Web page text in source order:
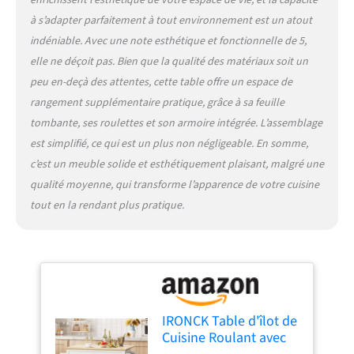
à 360 degrés offrent un
qui le rend adaptable à
n'importe quelle
disposition et flux de travail
de cuisine Utilisation
multifonctionnelle : cet îlot
est plus qu'un simple
accessoire de cuisine ; c'est
un bar à manger, un serveur,
une étagère à pain, un
support de micro-ondes ou
un espace de travail. Sa
type d'intérieur. Il est facile
à assembler avec des
instructions simples
(français non garanti)
à s’adapter parfaitement à tout environnement est un atout
indéniable. Avec une note esthétique et fonctionnelle de 5,
elle ne déçoit pas. Bien que la qualité des matériaux soit un
peu en-deçà des attentes, cette table offre un espace de
rangement supplémentaire pratique, grâce à sa feuille
tombante, ses roulettes et son armoire intégrée. L’assemblage
est simplifié, ce qui est un plus non négligeable. En somme,
c’est un meuble solide et esthétiquement plaisant, malgré une
qualité moyenne, qui transforme l’apparence de votre cuisine
tout en la rendant plus pratique.
IRONCK Table d'îlot de
Cuisine Roulant avec